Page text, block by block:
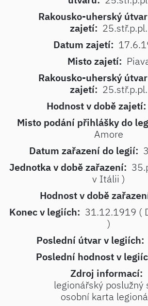
Rakousko-uherský
zajetí: 25.stř.p.pl.
Datum zajetí:
Misto zajetí:
Rakousko-uherský
zajetí: 25.stř.p.pl.
Hodnost v době zajetí:
Misto podání přihlášky do
Amore
Datum zařazení do legií:
Jednotka v době zařazení:
v Itálii )
Hodnost v době
Konec v legiích: 31.12.1919 (
)
Poslední útvar v legiích:
Poslední hodnost v
Zdroj informací:
legionářský poslužný
osobní karta